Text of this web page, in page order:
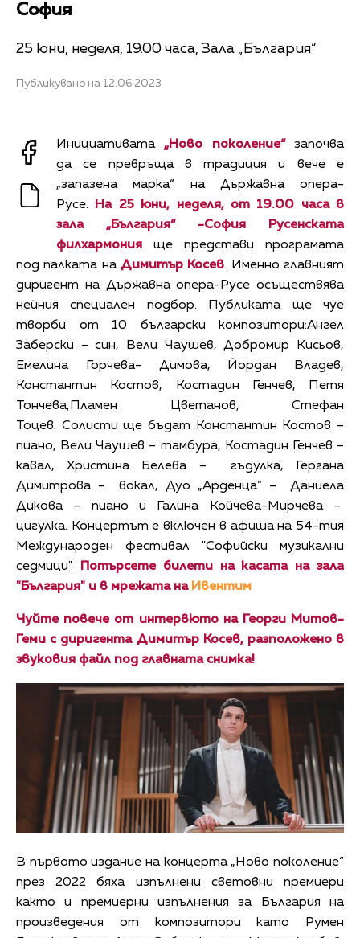
София
25 юни, неделя, 19.00 часа, Зала „България“
Публикувано на 12.06.2023
Инициативата„Ново поколение“започва
да се превръща в традиция и вече е
„запазена марка“ на Държавна опера-
Русе.
На 25 юни, неделя, от 19.00 часа в
зала „България“ -София
Русенската
филхармония ще представи програмата
под палката на Димитър Косев. Именно главният
диригент на Държавна опера-Русе осъществява
нейния специален подбор. Публиката ще чуе
творби от 10 български композитори:Ангел
Заберски – син, Вели Чаушев, Добромир Кисьов,
Емелина Горчева- Димова, Йордан Владев,
Константин Костов, Костадин Генчев, Петя
Тончева,Пламен Цветанов, Стефан
Тоцев. Солисти ще бъдат
Константин Костов –
пиано, Вели Чаушев – тамбура, Костадин Генчев –
кавал, Христина Белева – гъдулка, Гергана
Димитрова – вокал, Дуо „Арденца“ – Даниела
Дикова – пиано и Галина Койчева-Мирчева –
цигулка. Концертът е включен в афиша на 54-тия
Международен фестивал "Софийски музикални
седмици".
Потърсете билети на касата на зала
"България" и в мрежата на Ивентим
Чуйте повече от интервюто на Георги Митов-
Геми с диригента Димитър Косев, разположено в
звуковия файл под главната снимка!
В първото издание на концерта „Ново поколение“
през 2022 бяха изпълнени световни премиери
както и премиерни изпълнения за България на
произведения от композитори като Румен